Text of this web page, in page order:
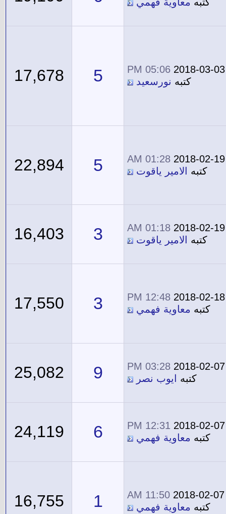
2018-03-03
05:06 PM
كتبه نورسعيد 5
17,678
2018-02-19
01:28 AM
كتبه
الامير ياقوت 5
22,894
2018-02-19
01:18 AM
كتبه
الامير ياقوت 3
16,403
2018-02-18
12:48 PM
كتبه معاوية فهمي 3
17,550
2018-02-07
03:28 PM
كتبه
ايوب نصر 9
25,082
2018-02-07
12:31 PM
كتبه معاوية فهمي 6
24,119
2018-02-07
11:50 AM
كتبه معاوية فهمي 1
16,755